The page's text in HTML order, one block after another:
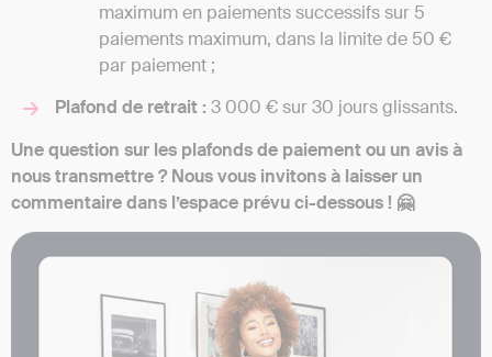
maximum en paiements successifs sur 5
paiements maximum, dans la limite de 50 €
par paiement ;
Plafond de retrait : 3 000 € sur 30 jours glissants.
Une question sur les plafonds de paiement ou un avis à
nous transmettre ? Nous vous invitons à laisser un
commentaire dans l’espace prévu ci-dessous ! 🤗